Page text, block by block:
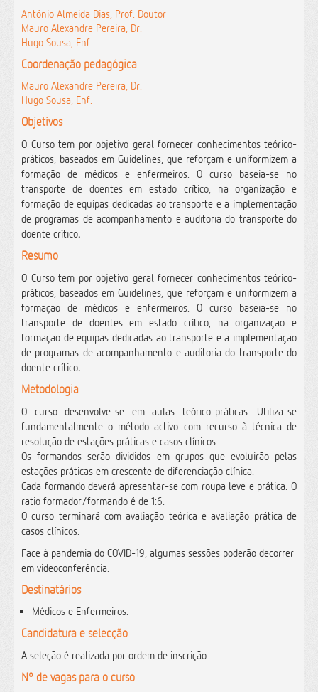
António Almeida Dias, Prof. Doutor
Mauro Alexandre Pereira, Dr.
Hugo Sousa, Enf.
Coordenação pedagógica
Mauro Alexandre Pereira, Dr.
Hugo Sousa, Enf.
Objetivos
O Curso tem por objetivo geral fornecer conhecimentos teórico-
práticos, baseados em Guidelines, que reforçam e uniformizem a
formação de médicos e enfermeiros. O curso baseia-se no
transporte de doentes em estado crítico, na organização e
formação de equipas dedicadas ao transporte e a implementação
de programas de acompanhamento e auditoria do transporte do
doente crítico.
Resumo
O Curso tem por objetivo geral fornecer conhecimentos teórico-
práticos, baseados em Guidelines, que reforçam e uniformizem a
formação de médicos e enfermeiros. O curso baseia-se no
transporte de doentes em estado crítico, na organização e
formação de equipas dedicadas ao transporte e a implementação
de programas de acompanhamento e auditoria do transporte do
doente crítico.
Metodologia
O curso desenvolve-se em aulas teórico-práticas. Utiliza-se
fundamentalmente o método activo com recurso à técnica de
resolução de estações práticas e casos clínicos.
Os formandos serão divididos em grupos que evoluirão pelas
estações práticas em crescente de diferenciação clínica.
Cada formando deverá apresentar-se com roupa leve e prática. O
ratio formador/formando é de 1:6.
O curso terminará com avaliação teórica e avaliação prática de
casos clínicos.
Face à pandemia do COVID-19, algumas sessões poderão decorrer
em videoconferência.
Destinatários
Médicos e Enfermeiros.
Candidatura e selecção
A seleção é realizada por ordem de inscrição.
Nº de vagas para o curso